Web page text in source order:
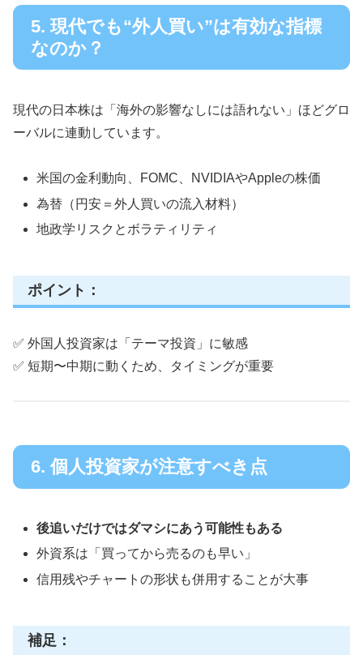
5. 現代でも“外人買い”は有効な指標
なのか？
現代の日本株は「海外の影響なしには語れない」ほどグロ
ーバルに連動しています。
米国の金利動向、FOMC、NVIDIAやAppleの株価
為替（円安＝外人買いの流入材料）
地政学リスクとボラティリティ
ポイント：
✅ 外国人投資家は「テーマ投資」に敏感
✅ 短期〜中期に動くため、タイミングが重要
6. 個人投資家が注意すべき点
後追いだけではダマシにあう可能性もある
外資系は「買ってから売るのも早い」
信用残やチャートの形状も併用することが大事
補足：